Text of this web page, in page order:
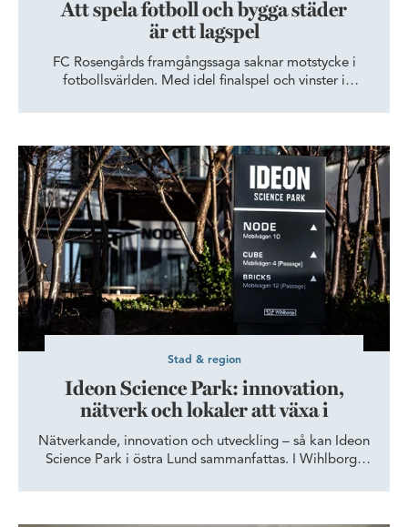
Att spela fotboll och bygga städer
är ett lagspel
FC Rosengårds framgångssaga saknar motstycke i
fotbollsvärlden. Med idel finalspel och vinster i
utanför plan när man genom sina sociala verksamheter
hjälper unga till arbete eller studier.
Ideon Science Park: innovation, nätverk och lokaler att växa i
Stad & region
Ideon Science Park: innovation,
nätverk och lokaler att växa i
Nätverkande, innovation och utveckling – så kan Ideon
Science Park i östra Lund sammanfattas. I Wihlborgs